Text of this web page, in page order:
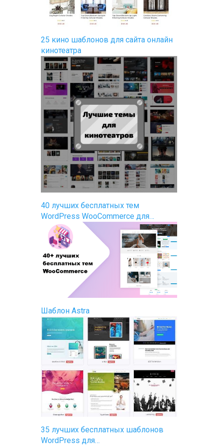
25 кино шаблонов для сайта онлайн
кинотеатра
40 лучших бесплатных тем
WordPress WooCommerce для…
Шаблон Astra
35 лучших бесплатных шаблонов
WordPress для…